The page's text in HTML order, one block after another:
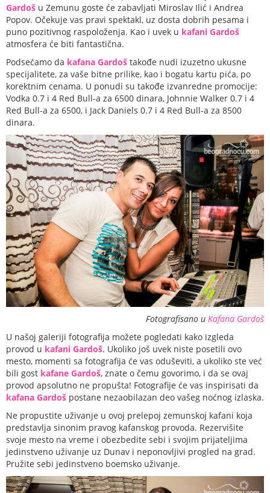
Gardoš u Zemunu goste će zabavljati Miroslav Ilić i Andrea
Popov. Očekuje vas pravi spektakl, uz dosta dobrih pesama i
puno pozitivnog raspoloženja. Kao i uvek u kafani Gardoš
atmosfera će biti fantastična.
Podsećamo da kafana Gardoš takođe nudi izuzetno ukusne
specijalitete, za vaše bitne prilike, kao i bogatu kartu pića, po
korektnim cenama. U ponudi su takođe izvanredne promocije:
Vodka 0.7 i 4 Red Bull-a za 6500 dinara, Johnnie Walker 0.7 i 4
Red Bull-a za 6500, i Jack Daniels 0.7 i 4 Red Bull-a za 8500
dinara.
Fotografisano u Kafana Gardoš
U našoj galeriji fotografija možete pogledati kako izgleda
provod u kafani Gardoš. Ukoliko još uvek niste posetili ovo
mesto, momenti sa fotografija će vas oduševiti, a ukoliko ste već
bili gost kafane Gardoš, znate o čemu govorimo, i da se ovaj
provod apsolutno ne propušta! Fotografije će vas inspirisati da
kafana Gardoš postane nezaobilazan deo vašeg noćnog izlaska.
Ne propustite uživanje u ovoj prelepoj zemunskoj kafani koja
predstavlja sinonim pravog kafanskog provoda. Rezervišite
svoje mesto na vreme i obezbedite sebi i svojim prijateljima
jedinstveno uživanje uz Dunav i neponovljivi progled na grad.
Pružite sebi jedinstveno boemsko uživanje.